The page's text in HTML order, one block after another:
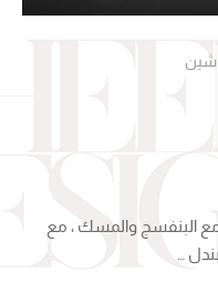
شين
البنفسج والمسك ، مع
…